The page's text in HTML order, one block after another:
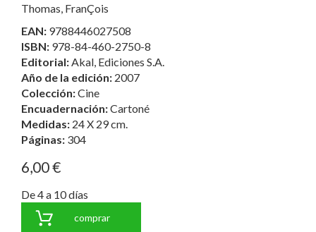
Thomas, FranÇois
EAN: 9788446027508
ISBN: 978-84-460-2750-8
Editorial: Akal, Ediciones S.A.
Año de la edición: 2007
Colección:Cine
Encuadernación:Cartoné
Medidas: 24 X 29 cm.
Páginas: 304
6,00 €
De 4 a 10 días
comprar